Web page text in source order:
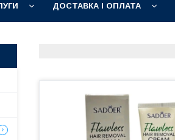
ДОСТАВКА І ОПЛАТА